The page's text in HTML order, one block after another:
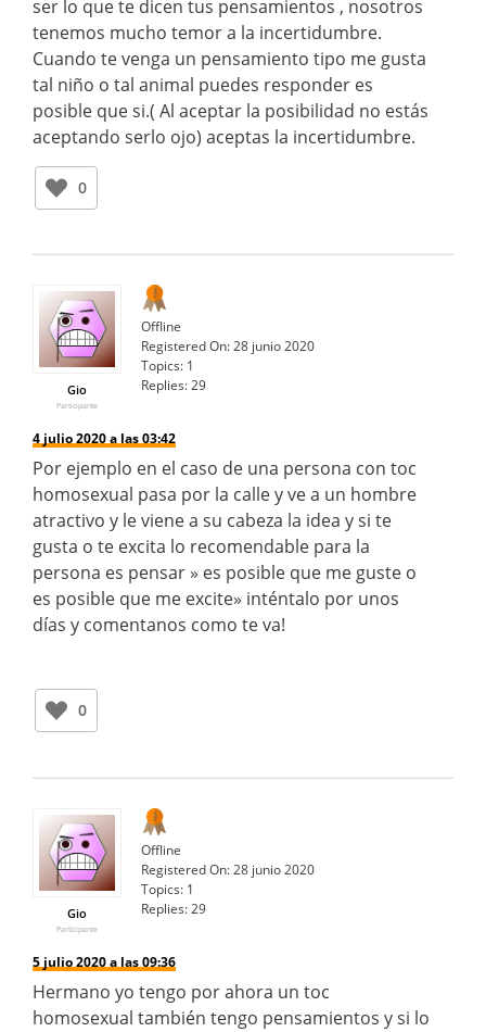
ser lo que te dicen tus pensamientos , nosotros
tenemos mucho temor a la incertidumbre.
Cuando te venga un pensamiento tipo me gusta
tal niño o tal animal puedes responder es
posible que si.( Al aceptar la posibilidad no estás
aceptando serlo ojo) aceptas la incertidumbre.
0
Gio
Participante
Offline
Registered On:28 junio 2020
Topics: 1
Replies:29
4 julio 2020 a las 03:42
Por ejemplo en el caso de una persona con toc
homosexual pasa por la calle y ve a un hombre
atractivo y le viene a su cabeza la idea y si te
gusta o te excita lo recomendable para la
persona es pensar » es posible que me guste o
es posible que me excite» inténtalo por unos
días y comentanos como te va!
0
Gio
Participante
Offline
Registered On:28 junio 2020
Topics: 1
Replies:29
5 julio 2020 a las 09:36
Hermano yo tengo por ahora un toc
homosexual también tengo pensamientos y si lo